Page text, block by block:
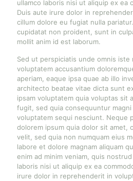
ullamco laboris nisi ut aliquip ex ea
Duis aute irure dolor in
cillum dolore eu fugiat nulla
cupidatat non proident, sunt in
mollit anim id est laborum.
Sed ut perspiciatis unde omnis iste
voluptatem accusantium
aperiam, eaque ipsa quae ab illo
architecto beatae vitae dicta sunt
ipsam voluptatem quia voluptas sit
fugit, sed quia consequuntur
voluptatem sequi nesciunt. Neque
dolorem ipsum quia dolor sit amet,
velit, sed quia non numquam eius
labore et dolore magnam aliquam
enim ad minim veniam, quis
laboris nisi ut aliquip ex ea
irure dolor in reprehenderit in